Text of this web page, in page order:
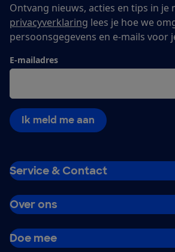
Ontvang nieuws, acties en tips in je
privacyverklaring lees je hoe we
persoonsgegevens en e-mails voor
E-mailadres
Ik meld me aan
Service & Contact
Over ons
Doe mee